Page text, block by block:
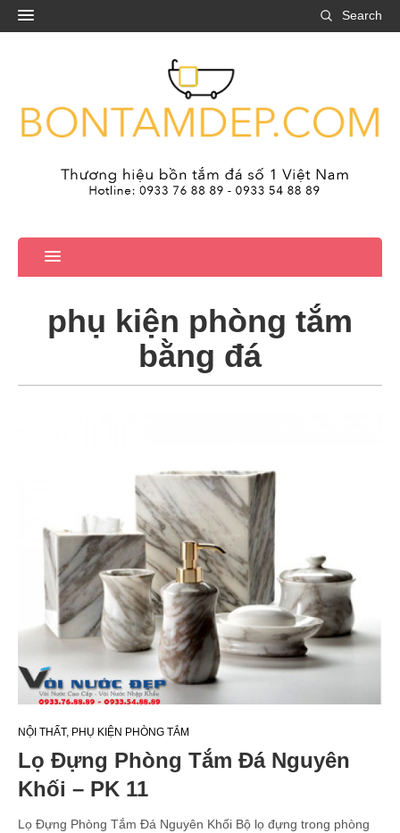
Search
phụ kiện phòng tắm
bằng đá
NỘI THẤT, PHỤ KIỆN PHÒNG TẮM
Lọ Đựng Phòng Tắm Đá Nguyên
Khối – PK 11
Lọ Đựng Phòng Tắm Đá Nguyên Khối Bộ lọ đựng trong phòng